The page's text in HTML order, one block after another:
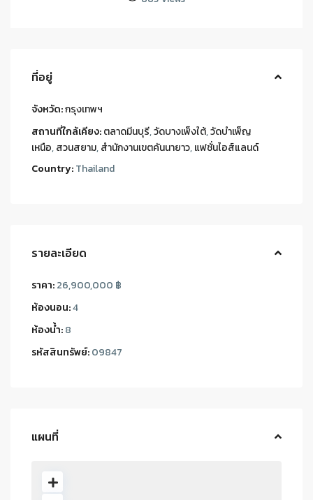
ที่อยู่
จังหวัด:กรุงเทพฯ
สถานที่ใกล้เคียง:ตลาดมีนบุรี,วัดบางเพ็งใต้,วัดบำเพ็ญ
เหนือ,สวนสยาม,สำนักงานเขตคันนายาว,แฟชั่นไอส์แลนด์
Country:Thailand
รายละเอียด
ราคา:26,900,000 ฿
ห้องนอน:4
ห้องน้ำ:8
รหัสสินทรัพย์:09847
แผนที่